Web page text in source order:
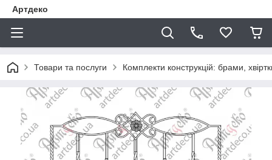
Артдеко
Товари та послуги Комплекти конструкцій: брами,